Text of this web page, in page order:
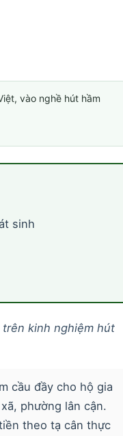
vào nghề hút hầm
sinh
kinh nghiệm hút
cầu đầy cho hộ gia
phường lân cận.
theo tạ cân thực